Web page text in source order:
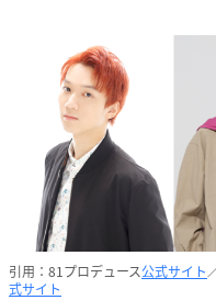
引用：81プロデュース公式サイト
式サイト